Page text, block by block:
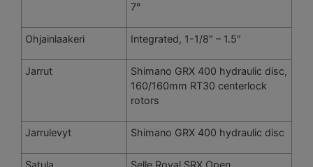
7°
Ohjainlaakeri Integrated, 1-1/8″ – 1.5″
Jarrut
Shimano GRX 400 hydraulic disc,
160/160mm RT30 centerlock
rotors
Jarrulevyt Shimano GRX 400 hydraulic disc